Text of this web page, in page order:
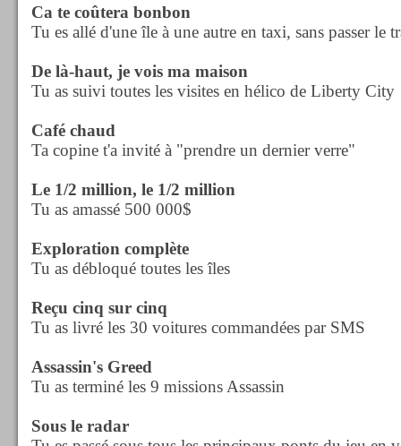
Ca te coûtera bonbon
Tu es allé d'une île à une autre en taxi, sans passer le
De là-haut, je vois ma maison
Tu as suivi toutes les visites en hélico de Liberty City
Café chaud
Ta copine t'a invité à "prendre un dernier verre"
Le 1/2 million, le 1/2 million
Tu as amassé 500 000$
Exploration complète
Tu as débloqué toutes les îles
Reçu cinq sur cinq
Tu as livré les 30 voitures commandées par SMS
Assassin's Greed
Tu as terminé les 9 missions Assassin
Sous le radar